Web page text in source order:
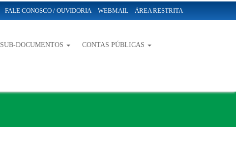
FALE CONOSCO / OUVIDORIA WEBMAIL ÁREA RESTRITA
SUB-DOCUMENTOS CONTAS PÚBLICAS